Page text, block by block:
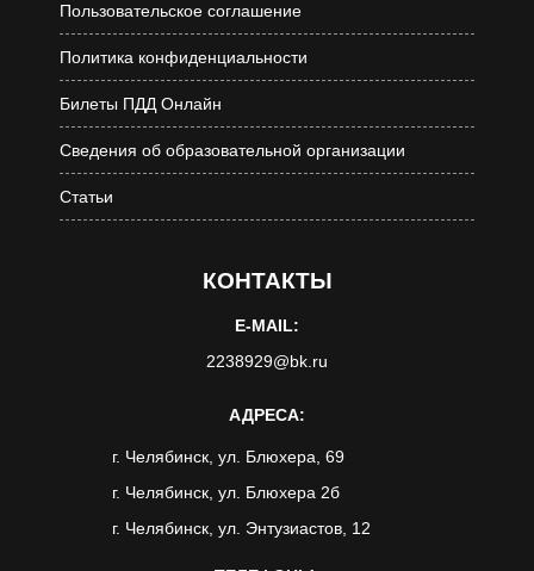
Пользовательское соглашение
Политика конфиденциальности
Билеты ПДД Онлайн
Сведения об образовательной организации
Статьи
КОНТАКТЫ
E-MAIL:
2238929@bk.ru
АДРЕСА:
г. Челябинск, ул. Блюхера, 69
г. Челябинск, ул. Блюхера 2б
г. Челябинск, ул. Энтузиастов, 12